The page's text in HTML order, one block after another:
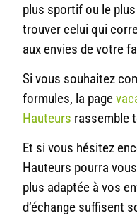
plus sportif ou le
trouver celui qui
aux envies de votre
Si vous souhaitez
formules, la page
Hauteurs rassemble
Et si vous hésitez
Hauteurs pourra
plus adaptée à vos
d’échange suffisent